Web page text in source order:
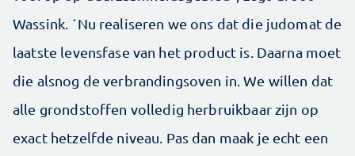
Wassink. ´Nu realiseren we ons dat die judomat de
laatste levensfase van het product is. Daarna moet
die alsnog de verbrandingsoven in. We willen dat
alle grondstoffen volledig herbruikbaar zijn op
exact hetzelfde niveau. Pas dan maak je echt een